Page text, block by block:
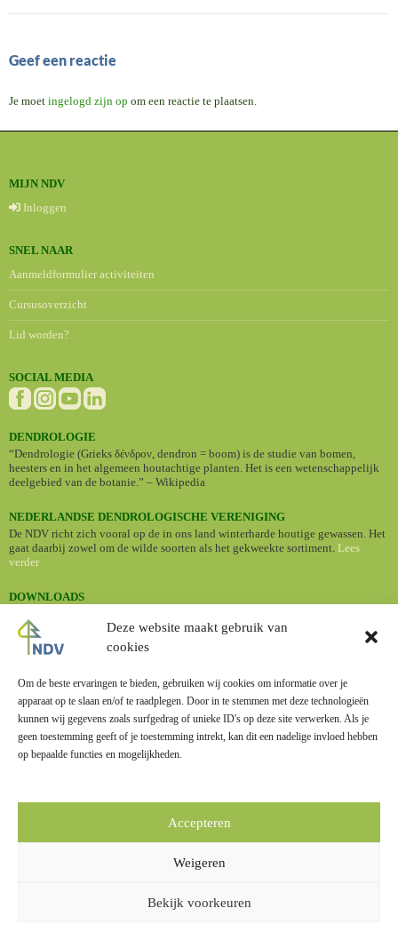
Deze website maakt gebruik van
cookies
Om de beste ervaringen te bieden, gebruiken wij cookies om informatie over je
apparaat op te slaan en/of te raadplegen. Door in te stemmen met deze technologieën
kunnen wij gegevens zoals surfgedrag of unieke ID's op deze site verwerken. Als je
geen toestemming geeft of je toestemming intrekt, kan dit een nadelige invloed hebben
op bepaalde functies en mogelijkheden.
Accepteren
Weigeren
Bekijk voorkeuren
Geef een reactie
Je moet ingelogd zijn op om een reactie te plaatsen.
MIJN NDV
Inloggen
SNEL NAAR
Aanmeldformulier activiteiten
Cursusoverzicht
Lid worden?
SOCIAL MEDIA
DENDROLOGIE
“Dendrologie (Grieks δένδρον, dendron = boom) is de studie van bomen,
heesters en in het algemeen houtachtige planten. Het is een wetenschappelijk
deelgebied van de botanie.” – Wikipedia
NEDERLANDSE DENDROLOGISCHE VERENIGING
De NDV richt zich vooral op de in ons land winterharde houtige gewassen. Het
gaat daarbij zowel om de wilde soorten als het gekweekte sortiment. Lees
verder
DOWNLOADS
BOMENBIEB
boomsoorten.
Disclaimer|Copyright|Vacatures